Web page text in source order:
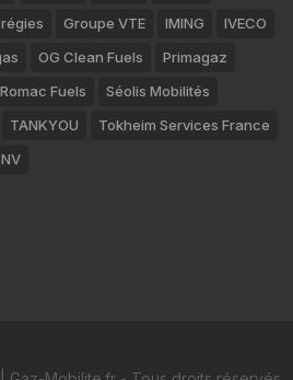
Groupe VTE IMING
IVECO
OG Clean Fuels
Primagaz
Romac Fuels
Séolis Mobilités
TANKYOU
Tokheim Services France